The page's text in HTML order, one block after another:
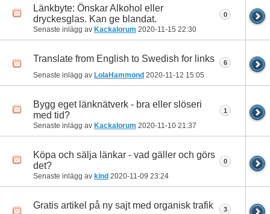
Länkbyte: Önskar Alkohol eller
dryckesglas. Kan ge blandat.
Senaste inlägg av Kackalorum 2020-11-15 22:30
0
Translate from English to Swedish for links
Senaste inlägg av LolaHammond 2020-11-12 15:05
6
Bygg eget länknätverk - bra eller slöseri
med tid?
Senaste inlägg av Kackalorum 2020-11-10 21:37
1
Köpa och sälja länkar - vad gäller och görs
det?
Senaste inlägg av kind 2020-11-09 23:24
0
Gratis artikel på ny sajt med organisk trafik 3